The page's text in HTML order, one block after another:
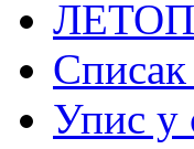
Списак
Упис у